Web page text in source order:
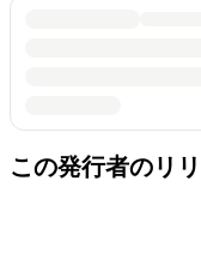
この発行者のリ